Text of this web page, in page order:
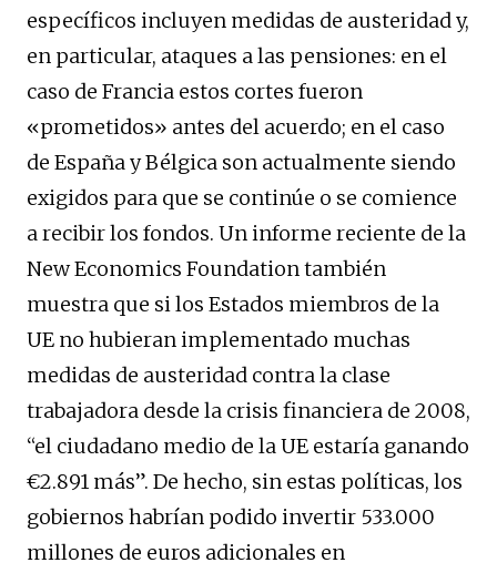
específicos incluyen medidas de austeridad y,
en particular, ataques a las pensiones: en el
caso de Francia estos cortes fueron
«prometidos» antes del acuerdo; en el caso
de España y Bélgica son actualmente siendo
exigidos para que se continúe o se comience
a recibir los fondos. Un informe reciente de la
New Economics Foundation también
muestra que si los Estados miembros de la
UE no hubieran implementado muchas
medidas de austeridad contra la clase
trabajadora desde la crisis financiera de 2008,
“el ciudadano medio de la UE estaría ganando
€2.891 más”. De hecho, sin estas políticas, los
gobiernos habrían podido invertir 533.000
millones de euros adicionales en